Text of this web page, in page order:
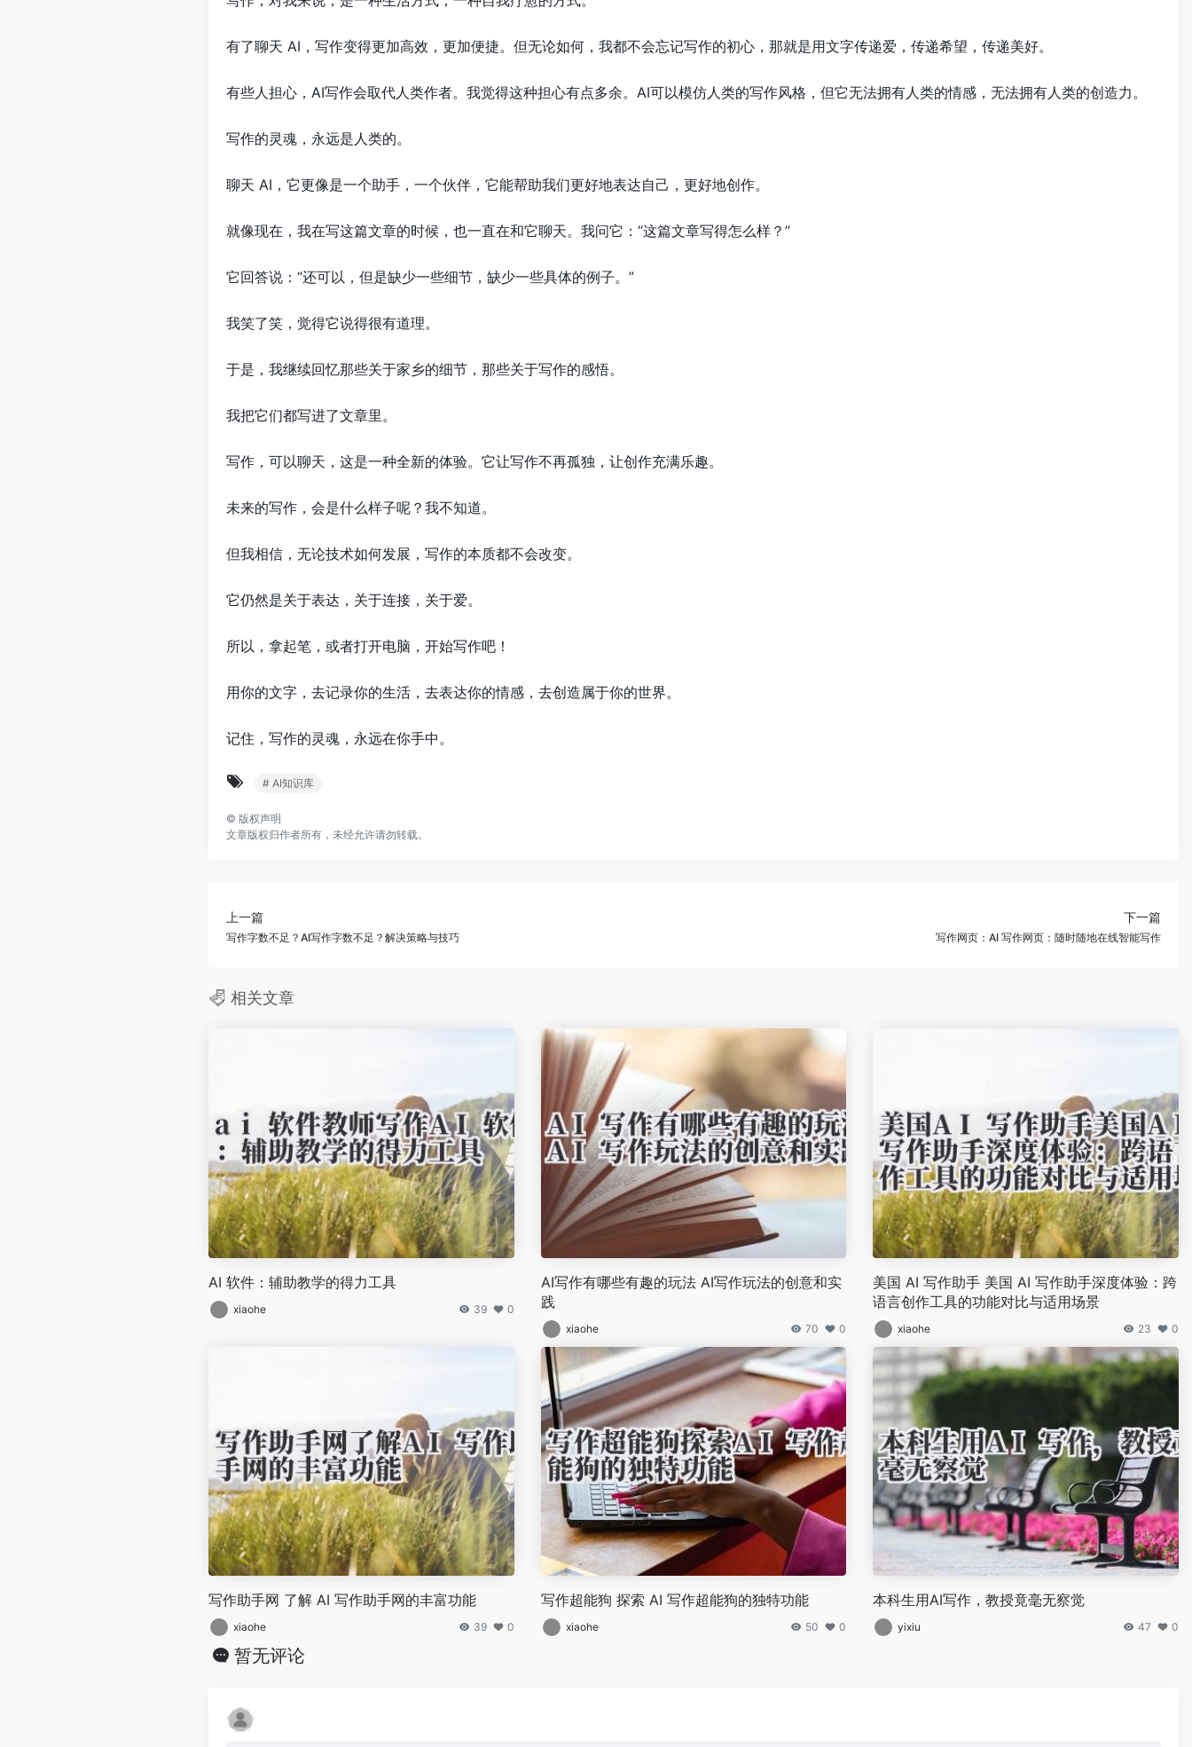
有了聊天 AI，写作变得更加高效，更加便捷。但无论如何，我都不会忘记写作的初心，那就是用文字传递爱，传递希望，传递美好。
有些人担心，AI写作会取代人类作者。我觉得这种担心有点多余。AI可以模仿人类的写作风格，但它无法拥有人类的情感，无法拥有人类的创造力。
写作的灵魂，永远是人类的。
聊天 AI，它更像是一个助手，一个伙伴，它能帮助我们更好地表达自己，更好地创作。
就像现在，我在写这篇文章的时候，也一直在和它聊天。我问它：“这篇文章写得怎么样？”
它回答说：“还可以，但是缺少一些细节，缺少一些具体的例子。”
我笑了笑，觉得它说得很有道理。
于是，我继续回忆那些关于家乡的细节，那些关于写作的感悟。
我把它们都写进了文章里。
写作，可以聊天，这是一种全新的体验。它让写作不再孤独，让创作充满乐趣。
未来的写作，会是什么样子呢？我不知道。
但我相信，无论技术如何发展，写作的本质都不会改变。
它仍然是关于表达，关于连接，关于爱。
所以，拿起笔，或者打开电脑，开始写作吧！
用你的文字，去记录你的生活，去表达你的情感，去创造属于你的世界。
记住，写作的灵魂，永远在你手中。
# AI知识库
© 版权声明
文章版权归作者所有，未经允许请勿转载。
上一篇
写作字数不足？AI写作字数不足？解决策略与技巧
下一篇
写作网页：AI 写作网页：随时随地在线智能写作
相关文章
AI 软件：辅助教学的得力工具
xiaohe 39 0
AI写作有哪些有趣的玩法 AI写作玩法的创意和实
践
xiaohe 70 0
美国 AI 写作助手 美国 AI 写作助手深度体验：跨
语言创作工具的功能对比与适用场景
xiaohe 23 0
写作助手网 了解 AI 写作助手网的丰富功能
xiaohe 39 0
写作超能狗 探索 AI 写作超能狗的独特功能
xiaohe 50 0
本科生用AI写作，教授竟毫无察觉
yixiu 47 0
暂无评论